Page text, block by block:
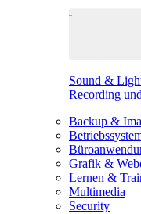
Sound &
Recording
Backup &
Grafik &
Lernen &
Multimedia
Security